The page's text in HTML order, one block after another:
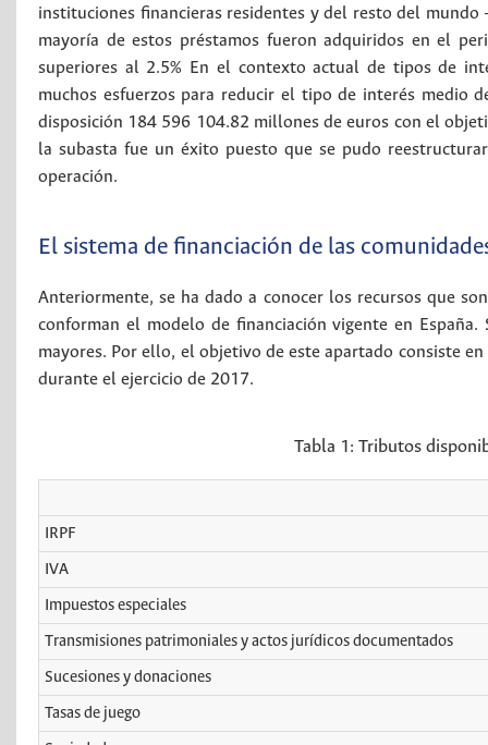
instituciones financieras residentes y del resto del
mayoría de estos préstamos fueron adquiridos en el
superiores al 2.5% En el contexto actual de tipos de
muchos esfuerzos para reducir el tipo de interés medio
disposición 184 596 104.82 millones de euros con el
la subasta fue un éxito puesto que se pudo
operación.
El sistema de financiación de las
Anteriormente, se ha dado a conocer los recursos que
conforman el modelo de financiación vigente en
mayores. Por ello, el objetivo de este apartado consiste
durante el ejercicio de 2017.
Tabla 1: Tributos
IRPF
IVA
Impuestos especiales
Transmisiones patrimoniales y actos jurídicos documentados
Sucesiones y donaciones
Tasas de juego